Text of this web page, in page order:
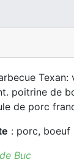
Texan:
poitrine de
de porc
: porc, boeuf
Buc